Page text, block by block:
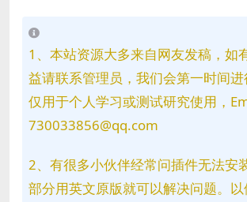
1、本站资源大多来自网友发稿，如
益请联系管理员，我们会第一时间进
仅用于个人学习或测试研究使用，
730033856@qq.com
2、有很多小伙伴经常问插件无法安
部分用英文原版就可以解决问题。